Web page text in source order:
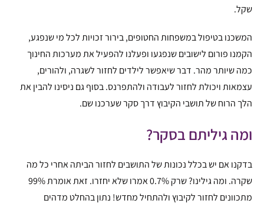
שקל.
המשכנו בטיפול במשפחות החטופים, בירור זכויות לכל מי שנפגע,
הקמנו פורום לישובים שנפגעו ופעלנו להפעיל את מערכות החינוך
כמה שיותר מהר. דבר שיאפשר לילדים לחזור לשגרה, ולהורים,
עצמאות ויכולת לחזור לעבודה ולהתפרנס. בסוף גם ניסינו להבין את
הלך הרוח של תושבי הקיבוץ דרך סקר שערכנו שם.
ומה גיליתם בסקר?
בדקנו אם יש בכלל נכונות של התושבים לחזור הביתה אחרי כל מה
שקרה. ומה גילינו? שרק 0.7% אמרו שלא יחזרו. זאת אומרת 99%
מתכוונים לחזור לקיבוץ ולהתחיל מחדש! נתון בהחלט מדהים